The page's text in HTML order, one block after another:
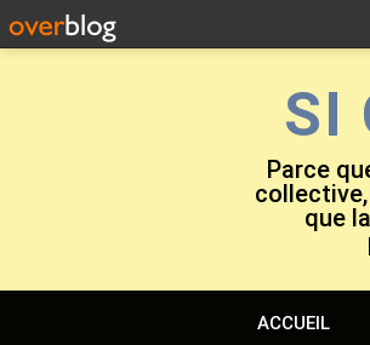
SI
Parce
que
ACCUEIL